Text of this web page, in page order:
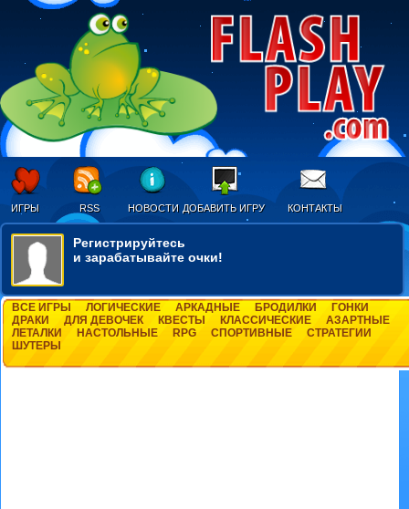
ИГРЫ RSS НОВОСТИ ДОБАВИТЬ ИГРУ КОНТАКТЫ
Регистрируйтесь
и зарабатывайте очки!
ВСЕ ИГРЫ ЛОГИЧЕСКИЕ АРКАДНЫЕ БРОДИЛКИ
ГОНКИ
ДРАКИ
ДЛЯ ДЕВОЧЕК КВЕСТЫ КЛАССИЧЕСКИЕ
АЗАРТНЫЕ
ЛЕТАЛКИ
НАСТОЛЬНЫЕ RPG СПОРТИВНЫЕ
СТРАТЕГИИ
ШУТЕРЫ